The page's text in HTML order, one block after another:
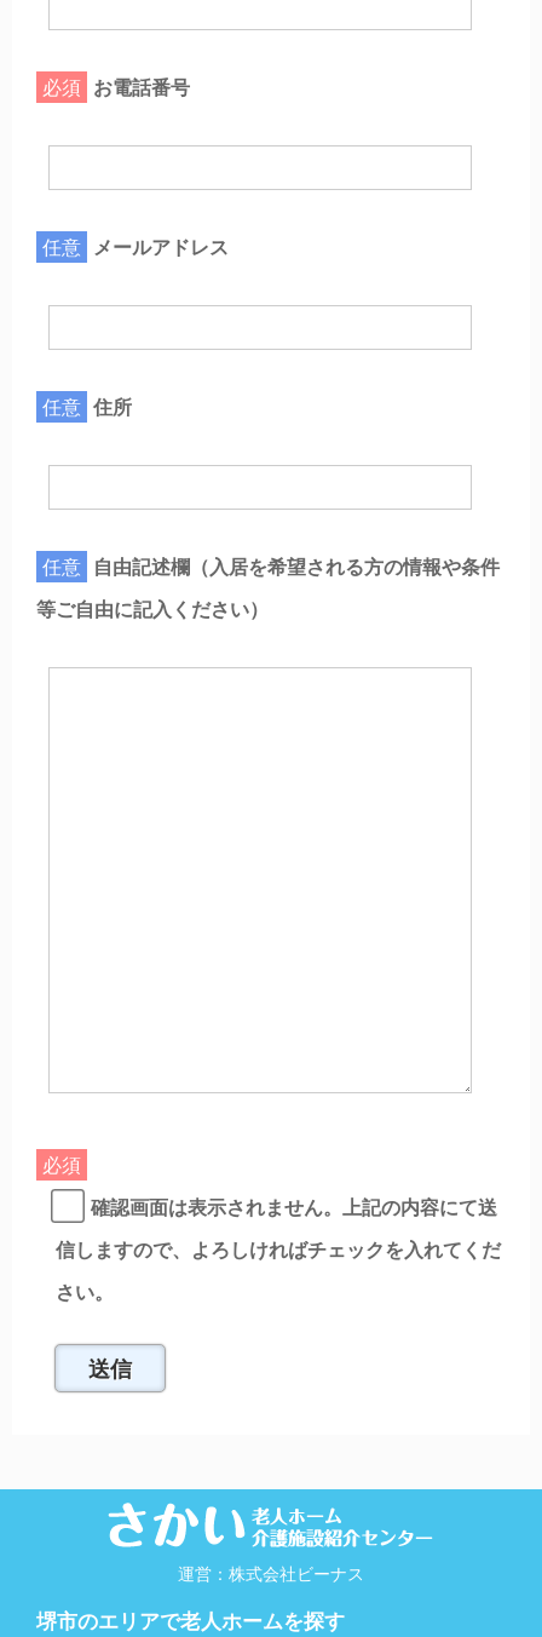
必須 お電話番号
任意 メールアドレス
任意 住所
任意 自由記述欄（入居を希望される方の情報や条件
等ご自由に記入ください）
必須
確認画面は表示されません。上記の内容にて送
信しますので、よろしければチェックを入れてくだ
さい。
運営：株式会社ビーナス
堺市のエリアで老人ホームを探す